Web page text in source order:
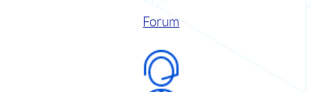
Forum